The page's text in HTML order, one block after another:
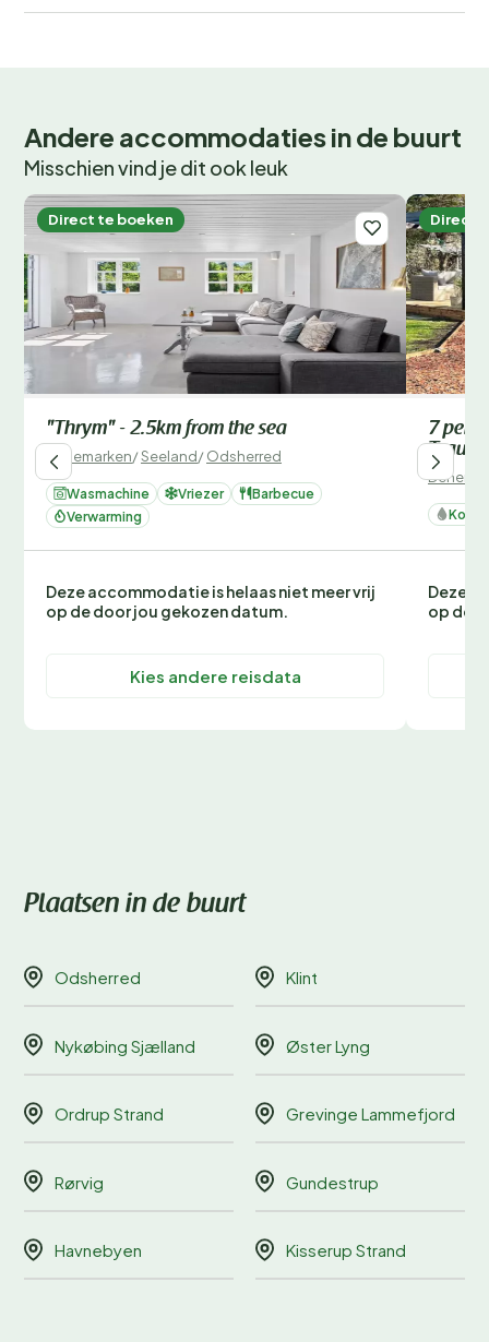
Andere accommodaties in de buurt
Misschien vind je dit ook leuk
Direct te boeken
"Thrym" - 2.5km from the sea
Denemarken/Seeland/Odsherred
Wasmachine Vriezer
Barbecue
Verwarming
Deze accommodatie is helaas niet meer vrij
op de door jou gekozen datum.
Kies andere reisdata
Direct
7
Traum
Deze
op de
Plaatsen in de buurt
Odsherred Klint
Nykøbing Sjælland Øster Lyng
Ordrup Strand Grevinge Lammefjord
Rørvig Gundestrup
Havnebyen Kisserup Strand